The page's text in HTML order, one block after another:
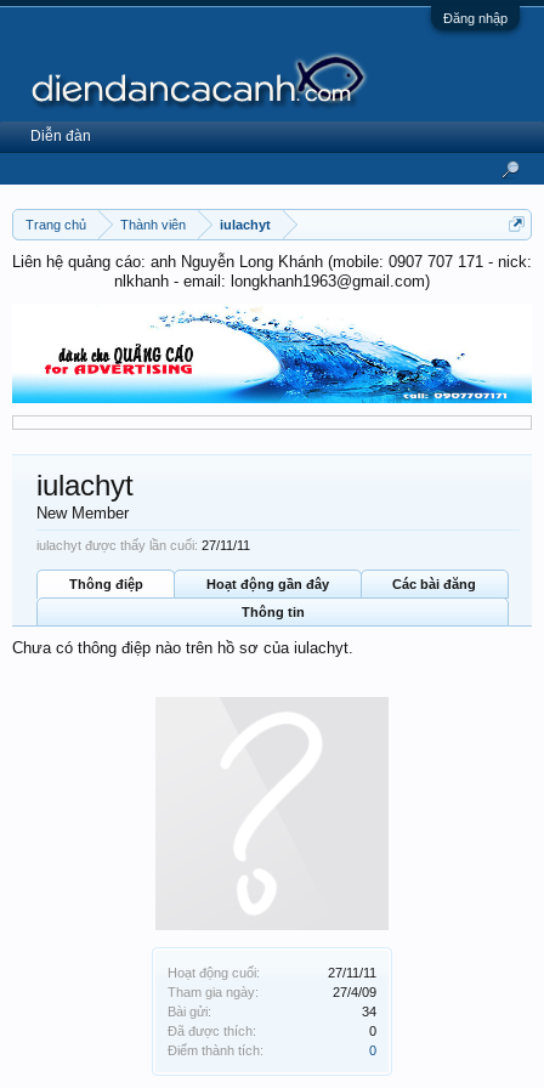
Đăng nhập
Trang chủ Thành viên iulachyt
Liên hệ quảng cáo: anh Nguyễn Long Khánh (mobile: 0907 707 171 - nick:
nlkhanh - email: longkhanh1963@gmail.com)
Hoạt động cuối:
27/11/11
Tham gia ngày:
27/4/09
Bài gửi:
34
Đã được thích:
0
Điểm thành tích:
0
iulachyt
New Member
iulachyt được thấy lần cuối: 27/11/11
Thông điệp Hoạt động gần đây
Các bài đăng
Thông tin
Chưa có thông điệp nào trên hồ sơ của iulachyt.
Diễn đàn